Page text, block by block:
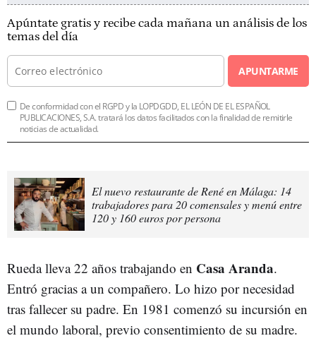
Apúntate gratis y recibe cada mañana un análisis de los
temas del día
APUNTARME
De conformidad con el RGPD y la LOPDGDD, EL LEÓN DE EL ESPAÑOL
PUBLICACIONES, S.A. tratará los datos facilitados con la finalidad de remitirle
noticias de actualidad.
El nuevo restaurante de René en Málaga: 14
trabajadores para 20 comensales y menú entre
120 y 160 euros por persona
Rueda lleva 22 años trabajando en Casa Aranda.
Entró gracias a un compañero. Lo hizo por necesidad
tras fallecer su padre. En 1981 comenzó su incursión en
el mundo laboral, previo consentimiento de su madre.